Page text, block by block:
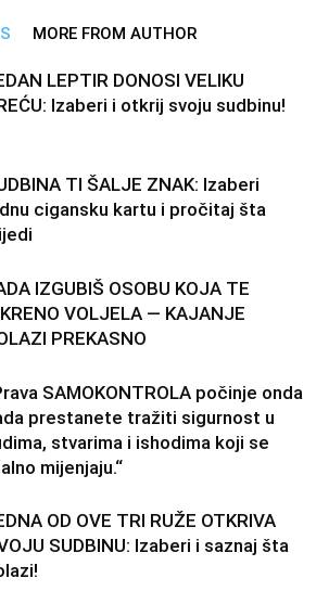
MORE FROM AUTHOR
LEPTIR DONOSI VELIKU
Izaberi i otkrij svoju sudbinu!
TI ŠALJE ZNAK: Izaberi
cigansku kartu i pročitaj šta
IZGUBIŠ OSOBU KOJA TE
VOLJELA — KAJANJE
PREKASNO
SAMOKONTROLA počinje onda
prestanete tražiti sigurnost u
stvarima i ishodima koji se
mijenjaju.“
OD OVE TRI RUŽE OTKRIVA
SUDBINU: Izaberi i saznaj šta